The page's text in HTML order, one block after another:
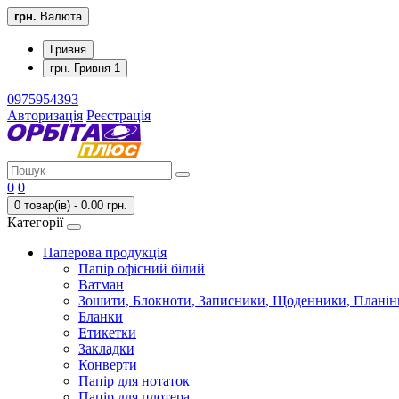
грн. Валюта
Гривня
грн. Гривня 1
0975954393
Авторизація Реєстрація
0 0
0 товар(ів) - 0.00 грн.
Категорії
Паперова продукція
Папір офісний білий
Ватман
Зошити, Блокноти, Записники, Щоденники,
Бланки
Етикетки
Закладки
Конверти
Папір для нотаток